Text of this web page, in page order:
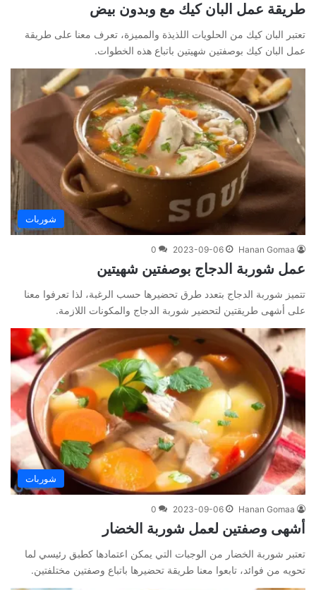
طريقة عمل البان كيك مع وبدون بيض
تعتبر البان كيك من الحلويات اللذيذة والمميزة، تعرف معنا على طريقة
عمل البان كيك بوصفتين شهيتين باتباع هذه الخطوات.
شوربات
Hanan Gomaa
2023-09-06
0
عمل شوربة الدجاج بوصفتين شهيتين
تتميز شوربة الدجاج بتعدد طرق تحضيرها حسب الرغبة، لذا تعرفوا معنا
على أشهى طريقتين لتحضير شوربة الدجاج والمكونات اللازمة.
شوربات
Hanan Gomaa
2023-09-06
0
أشهى وصفتين لعمل شوربة الخضار
تعتبر شوربة الخضار من الوجبات التي يمكن اعتمادها كطبق رئيسي لما
تحويه من فوائد، تابعوا معنا طريقة تحضيرها باتباع وصفتين مختلفتين.